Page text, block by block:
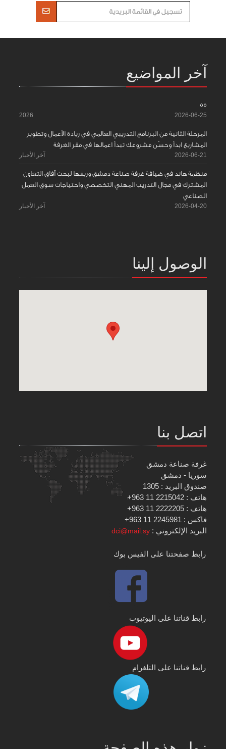
آخر المواضيع
55
2026-06-25
2026
المرحلة الثانية من البرنامج التدريبي العالمي في ريادة الأعمال وتطوير
المشاريع ابدأ وحسّن مشروعك تبدأ اعمالها في مقر الغرفة
2026-06-21 آخر الأخبار
منظمة هاند في ضيافة غرفة صناعة دمشق وريفها لبحث آفاق التعاون
المشترك في مجال التدريب المهني التخصصي واحتياجات سوق العمل
الصناعي
2026-04-20 آخر الأخبار
الوصول إلينا
اتصل بنا
غرفة صناعة دمشق
سوريا - دمشق
صندوق البريد : 1305
هاتف : 2215042 11 963+
هاتف : 2222205 11 963+
فاكس : 2245981 11 963+
البريد الإلكتروني :dci@mail.sy
رابط صفحتنا على الفيس بوك
رابط قناتنا على اليوتيوب
رابط قناتنا على التلغرام